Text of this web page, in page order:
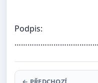
Podpis: